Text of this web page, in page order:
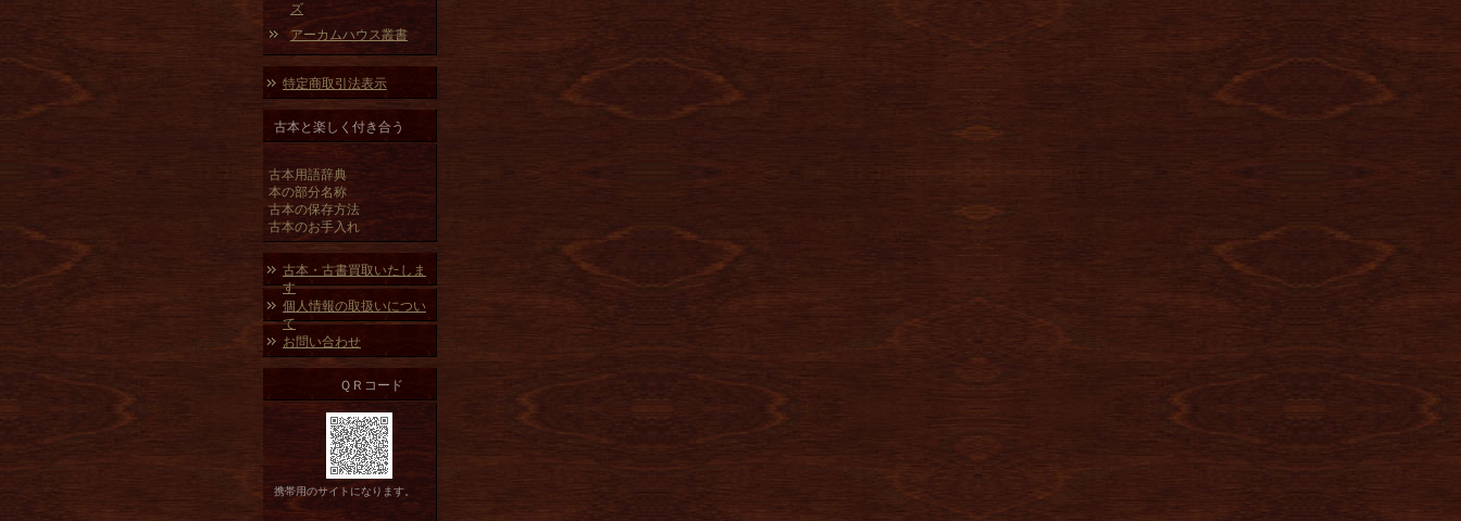
ズ
アーカムハウス叢書
特定商取引法表示
古本と楽しく付き合う
古本用語辞典
本の部分名称
古本の保存方法
古本のお手入れ
古本・古書買取いたしま
す
個人情報の取扱いについ
て
お問い合わせ
ＱＲコード
携帯用のサイトになります。